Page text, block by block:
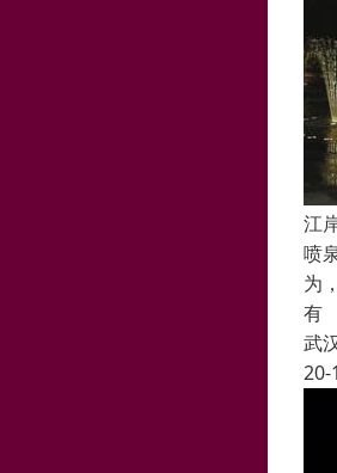
江
喷
为
有
武
20-